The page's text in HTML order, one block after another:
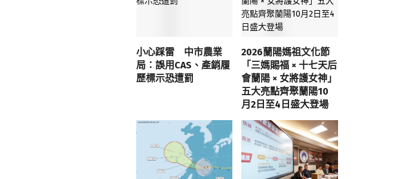
小心踩雷 中市農業
局：誤用CAS、產銷履
歷標示恐遭罰
2026蘭陽媽祖文化節
「三媽賜福 × 十七天后
會蘭陽 × 女將護女神」
五大亮點齊聚蘭陽10
月2日至4日盛大登場